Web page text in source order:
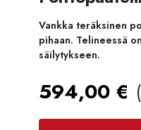
Vankka teräksinen
pihaan. Telineessä
säilytykseen.
594,00 €